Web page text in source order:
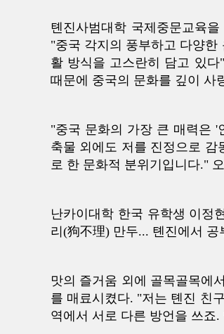
톈진사범대학 국제중문교육
"중국 각지의 풍부하고 다양
활 방식을 고스란히 담고 있
때문에 중국의 문화를 깊이 사
"중국 문화의 가장 큰 매력은 '
축물 외에도 저를 진정으로
로 한 문화적 분위기입니다."
난카이대학 한국 유학생 이정
리(狗不理) 만두... 톈진에서
맛의 즐거움 외에 골목골목에
를 매료시켰다. "저는 톈진 친
역에서 서로 다른 방언을 쓰죠